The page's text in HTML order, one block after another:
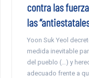
contra las
las
Yoon Suk Yeol
medida inevitable
del pueblo (…) y
adecuado frente a